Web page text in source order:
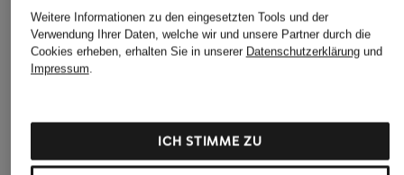
Weitere Informationen zu den eingesetzten Tools und der
Verwendung Ihrer Daten, welche wir und unsere Partner durch die
Cookies erheben, erhalten Sie in unserer Datenschutzerklärungund
Impressum.
ICH STIMME ZU